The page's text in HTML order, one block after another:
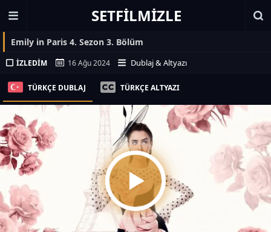
SETFILMIZLE
Emily in Paris 4. Sezon 3. Bölüm
İZLEDIM 16 Ağu 2024 Dublaj & Altyazı
TÜRKÇE DUBLAJ TÜRKÇE ALTYAZI